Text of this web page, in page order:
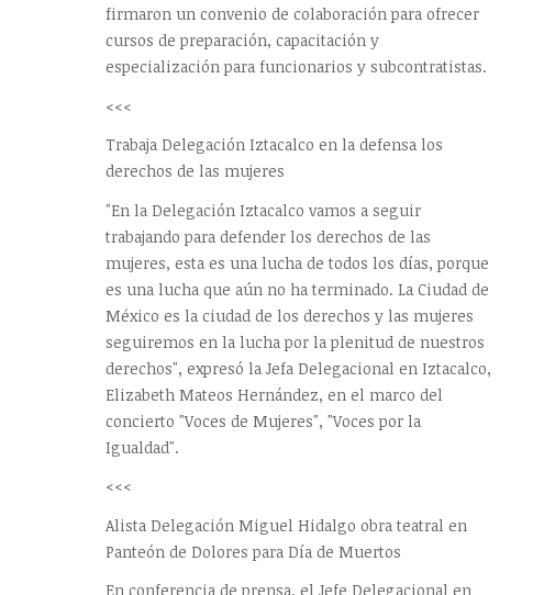
firmaron un convenio de colaboración para ofrecer
cursos de preparación, capacitación y
especialización para funcionarios y subcontratistas.
<<<
Trabaja Delegación Iztacalco en la defensa los
derechos de las mujeres
"En la Delegación Iztacalco vamos a seguir
trabajando para defender los derechos de las
mujeres, esta es una lucha de todos los días, porque
es una lucha que aún no ha terminado. La Ciudad de
México es la ciudad de los derechos y las mujeres
seguiremos en la lucha por la plenitud de nuestros
derechos", expresó la Jefa Delegacional en Iztacalco,
Elizabeth Mateos Hernández, en el marco del
concierto "Voces de Mujeres", "Voces por la
Igualdad".
<<<
Alista Delegación Miguel Hidalgo obra teatral en
Panteón de Dolores para Día de Muertos
En conferencia de prensa, el Jefe Delegacional en